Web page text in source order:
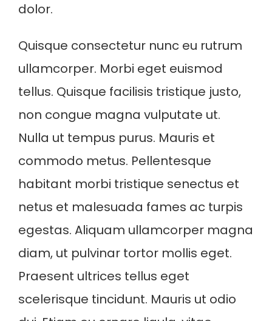
dolor.
Quisque consectetur nunc eu rutrum
ullamcorper. Morbi eget euismod
tellus. Quisque facilisis tristique justo,
non congue magna vulputate ut.
Nulla ut tempus purus. Mauris et
commodo metus. Pellentesque
habitant morbi tristique senectus et
netus et malesuada fames ac turpis
egestas. Aliquam ullamcorper magna
diam, ut pulvinar tortor mollis eget.
Praesent ultrices tellus eget
scelerisque tincidunt. Mauris ut odio